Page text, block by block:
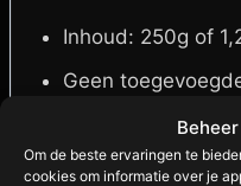
Om de beste ervaringen te
cookies om informatie over je
Inhoud: 250g of
Geen
Geschikt voor:
Glutenvrij